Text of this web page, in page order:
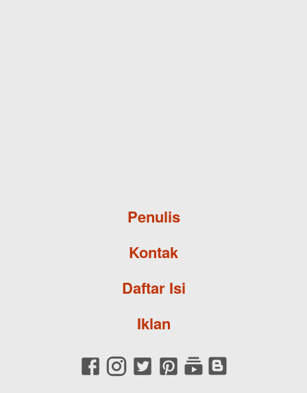
Penulis
Kontak
Daftar Isi
Iklan